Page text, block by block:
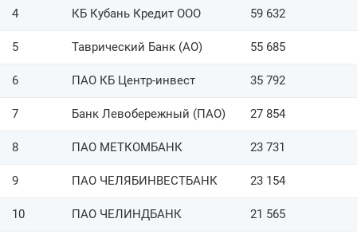
4 КБ Кубань Кредит ООО 59 632
5 Таврический Банк (АО) 55 685
6 ПАО КБ Центр-инвест 35 792
7 Банк Левобережный (ПАО) 27 854
8 ПАО МЕТКОМБАНК 23 731
9 ПАО ЧЕЛЯБИНВЕСТБАНК 23 154
10 ПАО ЧЕЛИНДБАНК 21 565